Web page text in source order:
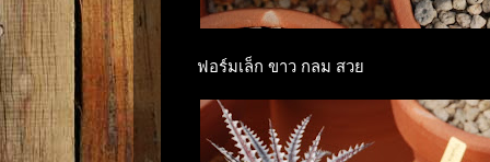
ฟอร์มเล็ก ขาว กลม สวย